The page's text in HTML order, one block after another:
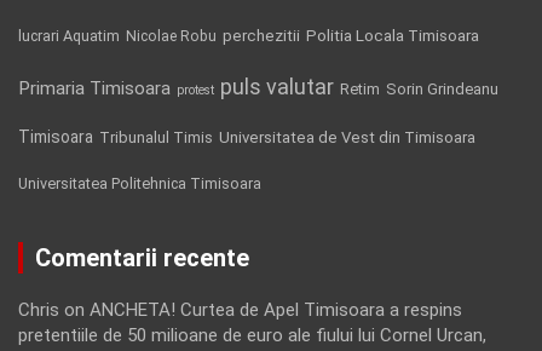
lucrari Aquatim Nicolae Robu perchezitii Politia Locala Timisoara
Primaria Timisoara protest puls valutar Retim Sorin Grindeanu
Timisoara Tribunalul Timis Universitatea de Vest din Timisoara
Universitatea Politehnica Timisoara
Comentarii recente
Chris on ANCHETA! Curtea de Apel Timisoara a respins
pretentiile de 50 milioane de euro ale fiului lui Cornel Urcan,